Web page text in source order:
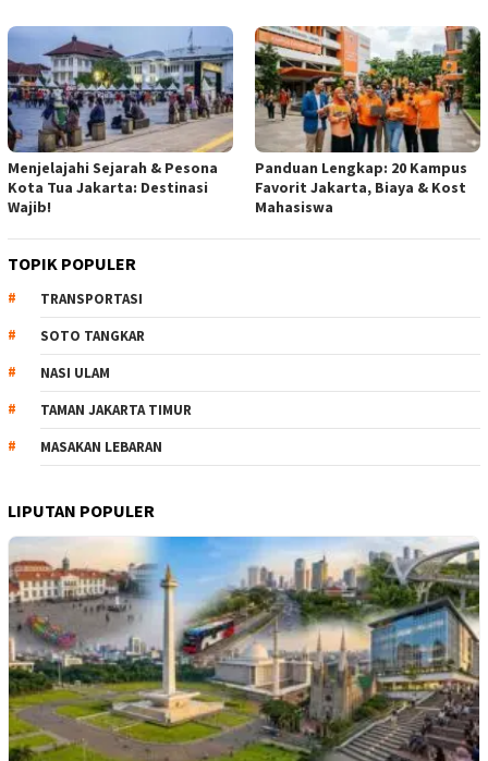
Menjelajahi Sejarah & Pesona
Kota Tua Jakarta: Destinasi
Wajib!
Panduan Lengkap: 20 Kampus
Favorit Jakarta, Biaya & Kost
Mahasiswa
TOPIK POPULER
TRANSPORTASI
SOTO TANGKAR
NASI ULAM
TAMAN JAKARTA TIMUR
MASAKAN LEBARAN
LIPUTAN POPULER